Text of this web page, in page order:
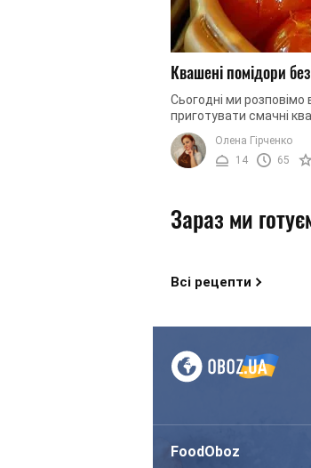
Квашені помідори
Сьогодні ми
приготувати смачні
оцту. Така закуска
апетитною, вітамінною
Олена Гірченко
14
65
Зараз ми
Всі рецепти
FoodOboz